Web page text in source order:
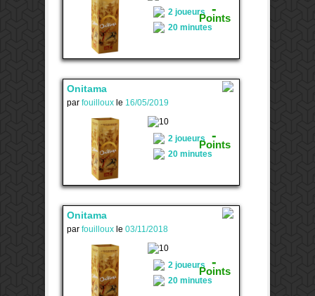
-
Points
2 joueurs
20 minutes
Onitama
par fouilloux le 16/05/2019
-
Points
2 joueurs
20 minutes
Onitama
par fouilloux le 03/11/2018
-
Points
2 joueurs
20 minutes